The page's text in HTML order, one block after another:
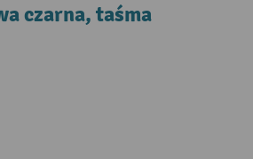
czarna, taśma